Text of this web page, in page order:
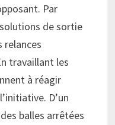
Par
de sortie
relances
travaillant les
à réagir
D’un
balles arrêtées